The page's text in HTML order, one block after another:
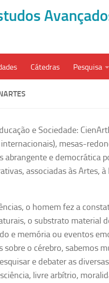
Cátedras Pesquisa
e Sociedade:
mesas-
e democrática
associadas às Artes,
o homem fez a
o substrato material
e memória ou eventos
o cérebro, sabemos
e debater as
livre arbítrio,